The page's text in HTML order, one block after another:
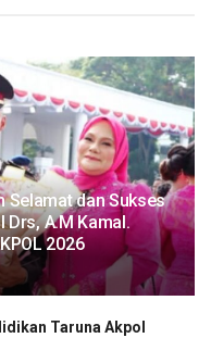
Selamat dan Sukses
Drs, A.M Kamal.
2026
Taruna Akpol